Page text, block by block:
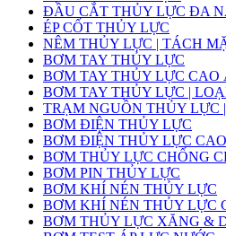
ĐẦU CẮT THỦY LỰC ĐA
ÉP CỐT THỦY LỰC
NÊM THỦY LỰC | TÁCH
BƠM TAY THỦY LỰC
BƠM TAY THỦY LỰC CAO
BƠM TAY THỦY LỰC |
TRẠM NGUỒN THỦY LỰC
BƠM ĐIỆN THỦY LỰC
BƠM ĐIỆN THỦY LỰC
BƠM THỦY LỰC CHỐNG
BƠM PIN THỦY LỰC
BƠM KHÍ NÉN THỦY LỰC
BƠM KHÍ NÉN THỦY LỰC
BƠM THỦY LỰC XĂNG &